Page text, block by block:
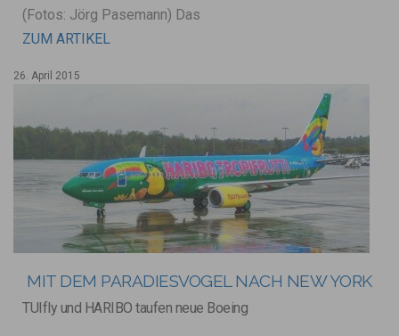
(Fotos: Jörg Pasemann) Das
ZUM ARTIKEL
26. April 2015
MIT DEM PARADIESVOGEL NACH NEW YORK
TUIfly und HARIBO taufen neue Boeing